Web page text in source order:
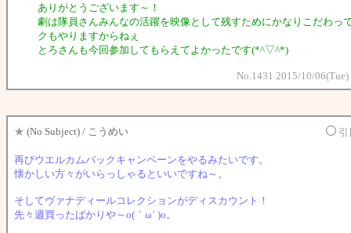
ありがとうございます～！
劇は隊員さんみんなの活躍を映像として残すためにかなりこだわっ
クもやりますからねぇ
とろさんも今回参加してもらえてよかったです(*^▽^*)
No.1431 2015/10/
★ (No Subject) / こうめい 引
再びウエルカムバックキャンペーンをやるみたいです。
懐かしい方々がいらっしゃるといいですね～。
そしてヴァナディールコレクションがディスカウント！
先々週買ったばかりや～o(｀ω´ )o。